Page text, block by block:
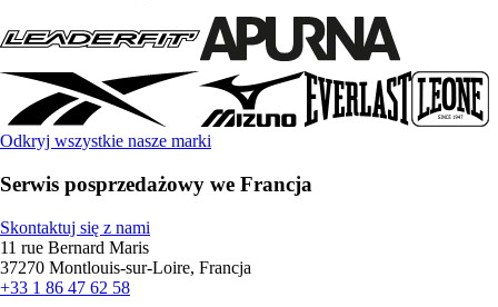
Odkryj wszystkie nasze marki
Serwis posprzedażowy we Francja
Skontaktuj się z nami
11 rue Bernard Maris
37270 Montlouis-sur-Loire, Francja
+33 1 86 47 62 58